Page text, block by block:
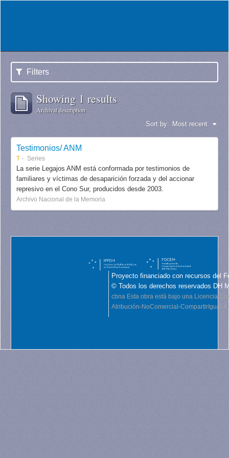
Filters
Showing 1 results
Archival description
Sort by: Most recent
Testimonios/ ANM
T Series
La serie Legajos ANM está conformada por testimonios de
familiares y víctimas de desaparición forzada y del accionar
represivo en el Cono Sur, producidos desde 2003.
Archivo Nacional de la Memoria
Proyecto financiado con recursos del
© Todos los derechos reservados DH
cbna Esta obra está bajo una Licencia
Atribución-NoComercial-CompartirIgual